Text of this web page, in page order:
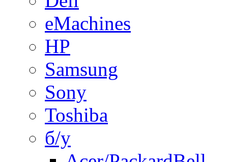
eMachines
HP
Samsung
Sony
Toshiba
б/у